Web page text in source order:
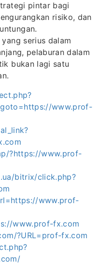
pintar bagi
risiko, dan
serius dalam
pelaburan dalam
bukan lagi satu
www.prof-
?https://www.prof-
bitrix/click.php?
www.prof-
www.prof-fx.com
?URL=prof-fx.com